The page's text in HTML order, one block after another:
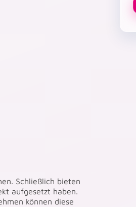
Schließlich bieten
aufgesetzt haben.
können diese